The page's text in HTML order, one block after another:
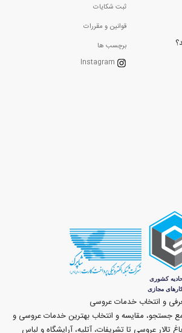
ثبت شکایات
قوانین و مقررات
برچسب ها
Instagram
و انتخاب خدمات عروسی
جستجو، مقایسه و انتخاب بهترین خدمات عروسی و
تالار عروسی تا تشریفات، آتلیه، آرایشگاه و لباس